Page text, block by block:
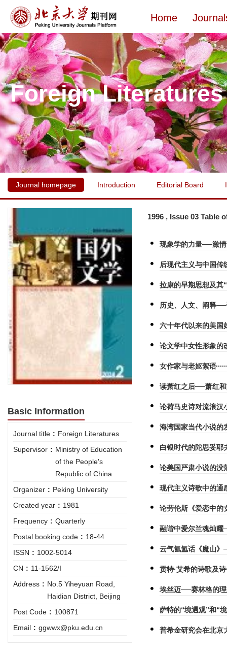
Home
Foreign Literatures
Journal homepage Introduction Editorial Board
Basic Information
Journal title : Foreign Literatures
Supervisor : Ministry of Education
of the People's
Republic of China
Organizer : Peking University
Created year : 1981
Frequency : Quarterly
Postal booking code : 18-44
ISSN : 1002-5014
CN : 11-1562/I
Address : No.5 Yiheyuan Road,
Haidian District, Beijing
Post Code : 100871
Email : ggwwx@pku.edu.cn
1996 , Issue 03 Table
现象学的力量──激
后现代主义与中国传
拉康的早期思想及其
历史、人文、阐释
六十年代以来的美国
论文学中女性形象
女作家与老妪絮语
读萧红之后──萧红
论荷马史诗对流浪汉
海湾国家当代小说的
白银时代的陀思妥耶
论美国严肃小说的没
现代主义诗歌中的通
论劳伦斯《爱恋中的
融谐中爱尔兰魂灿
云气氤氲话《魔山》
贡特·艾希的诗歌及
埃丝迈──赛林格的
萨特的“境遇观”和“
普希金研究会在北京